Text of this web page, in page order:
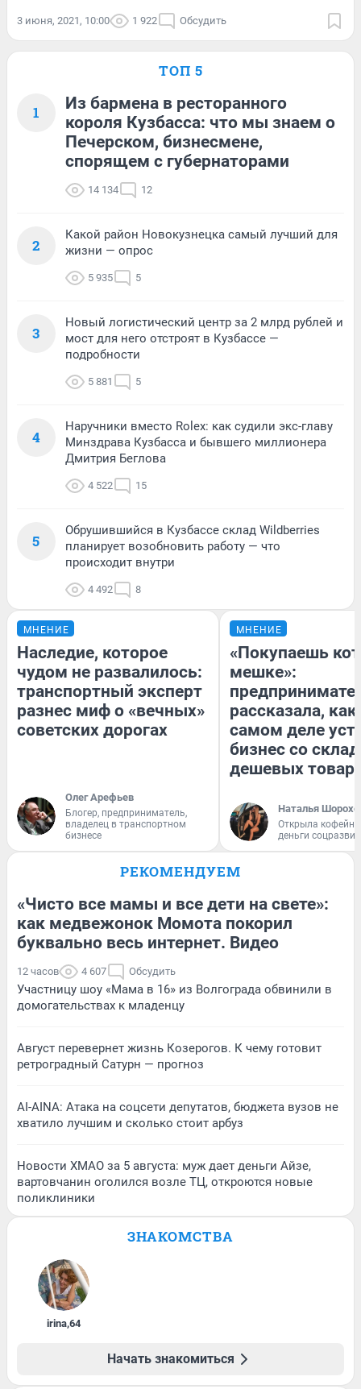
3 июня, 2021, 10:00 1 922 Обсудить
ТОП 5
1
Из бармена в ресторанного
короля Кузбасса: что мы знаем о
Печерском, бизнесмене,
спорящем с губернаторами
14 134 12
2
Какой район Новокузнецка самый лучший для
жизни — опрос
5 935 5
3
Новый логистический центр за 2 млрд рублей и
мост для него отстроят в Кузбассе —
подробности
5 881 5
4
Наручники вместо Rolex: как судили экс-главу
Минздрава Кузбасса и бывшего миллионера
Дмитрия Беглова
4 522 15
5
Обрушившийся в Кузбассе склад Wildberries
планирует возобновить работу — что
происходит внутри
4 492 8
МНЕНИЕ
Наследие, которое
чудом не развалилось:
транспортный эксперт
разнес миф о «вечных»
советских дорогах
Олег Арефьев
Блогер, предприниматель,
владелец в транспортном
бизнесе
МНЕНИЕ
«Покупаешь
мешке»:
рассказала, как
самом деле
бизнес со
дешевых
Наталья
Открыла
деньги
РЕКОМЕНДУЕМ
«Чисто все мамы и все дети на свете»:
как медвежонок Момота покорил
буквально весь интернет. Видео
12 часов 4 607 Обсудить
Участницу шоу «Мама в 16» из Волгограда обвинили в
домогательствах к младенцу
Август перевернет жизнь Козерогов. К чему готовит
ретроградный Сатурн — прогноз
AI-AINA: Атака на соцсети депутатов, бюджета вузов не
хватило лучшим и сколько стоит арбуз
Новости ХМАО за 5 августа: муж дает деньги Айзе,
вартовчанин оголился возле ТЦ, откроются новые
поликлиники
ЗНАКОМСТВА
irina,64
Начать знакомиться